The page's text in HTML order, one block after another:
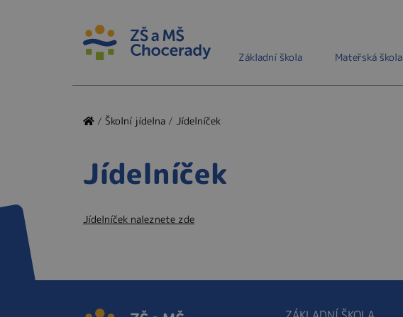
Základní škola Mateřská škola
/ Školní jídelna / Jídelníček
Jídelníček
Jídelníček naleznete zde